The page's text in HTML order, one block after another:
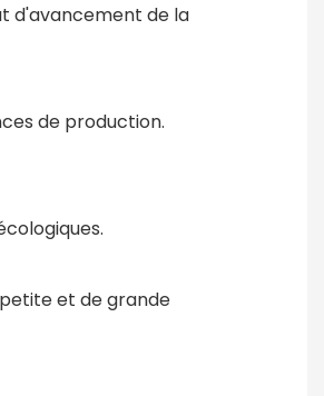
d'avancement de la
de production.
et de grande